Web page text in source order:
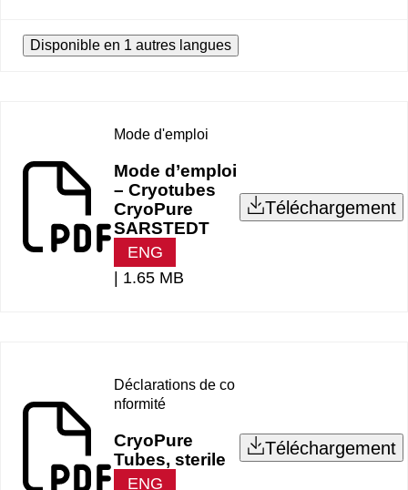
Disponible en 1 autres langues
Mode d'emploi
Mode d’emploi
– Cryotubes
CryoPure
SARSTEDT
ENG
1.65 MB
Téléchargement
Déclarations de co
nformité
CryoPure
Tubes, sterile
ENG
Téléchargement